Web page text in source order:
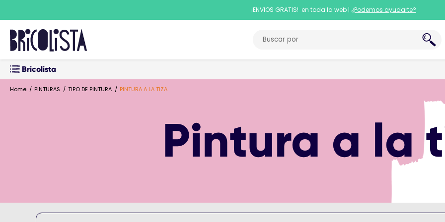
Bricolista
Home PINTURAS TIPO DE PINTURA PINTURA A LA TIZA
Pintura a la
¡ENVIOS GRATIS! en toda la web | ¿Podemos ayudarte?